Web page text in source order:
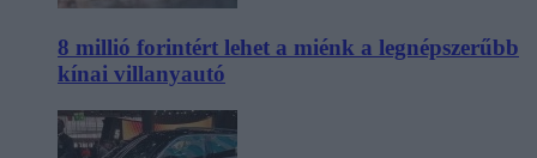
8 millió forintért lehet a miénk a legnépszerűbb
kínai villanyautó